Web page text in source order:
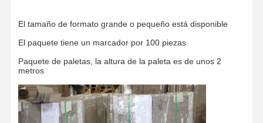
El tamaño de formato grande o pequeño está disponible
El paquete tiene un marcador por 100 piezas
Paquete de paletas, la altura de la paleta es de unos 2
metros